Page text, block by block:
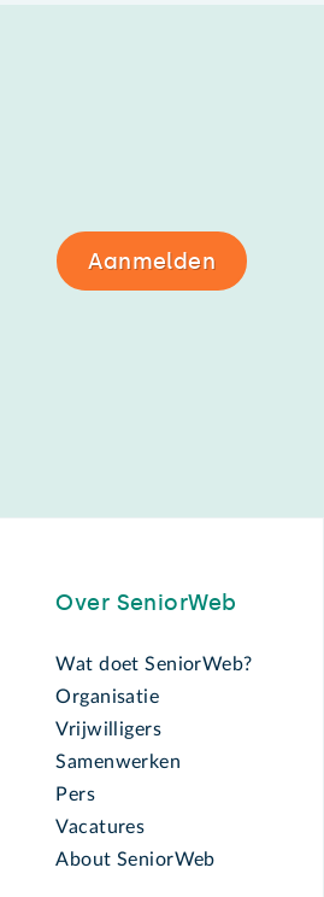
Aanmelden
Over SeniorWeb
Wat doet SeniorWeb?
Organisatie
Vrijwilligers
Samenwerken
Pers
Vacatures
About SeniorWeb